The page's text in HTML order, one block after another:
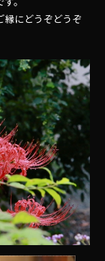
縁にどうぞどうぞ